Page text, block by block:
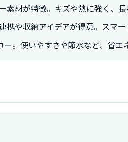
素材が特徴。キズや熱に強く、長
携や収納アイデアが得意。スマー
ー。使いやすさや節水など、省エ